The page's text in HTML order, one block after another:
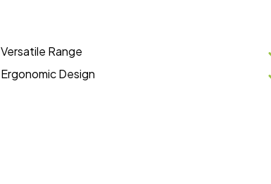
Versatile Range
Ergonomic Design